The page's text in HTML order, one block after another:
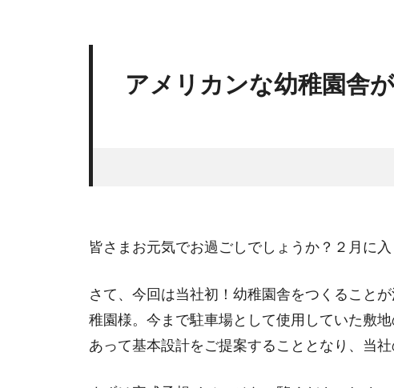
アメリカンな幼稚園舎
皆さまお元気でお過ごしでしょうか？２月に
さて、今回は当社初！幼稚園舎をつくること
稚園様。今まで駐車場として使用していた敷
あって基本設計をご提案することとなり、当